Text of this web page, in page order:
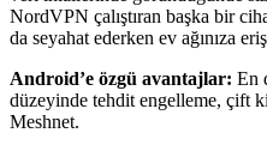
NordVPN çalıştıran başka bir
da seyahat ederken ev ağınıza
Android’e özgü avantajlar: En
düzeyinde tehdit engelleme, çift
Meshnet.